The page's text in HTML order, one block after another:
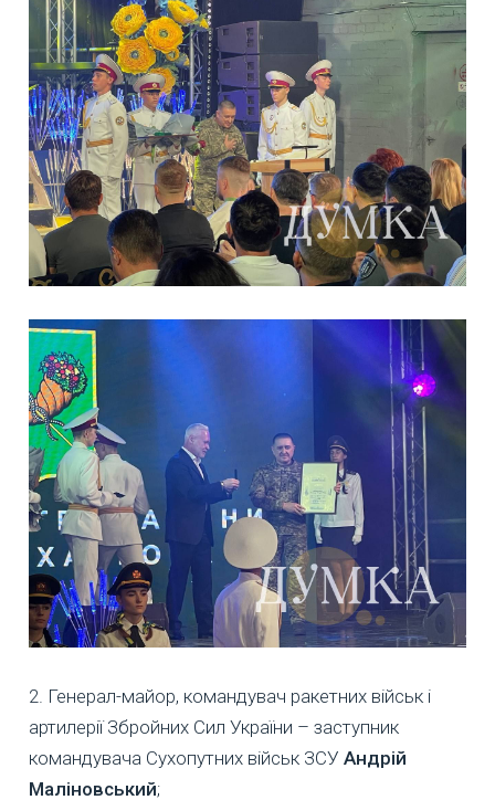
2. Генерал-майор, командувач ракетних військ і
артилерії Збройних Сил України – заступник
командувача Сухопутних військ ЗСУ Андрій
Маліновський;